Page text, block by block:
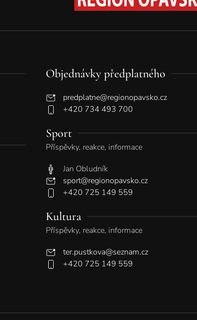
Objednávky předplatného
predplatne@regionopavsko.cz
+420 734 493 700
Sport
Příspěvky, reakce, informace
Jan Obludník
sport@regionopavsko.cz
+420 725 149 559
Kultura
Příspěvky, reakce, informace
ter.pustkova@seznam.cz
+420 725 149 559